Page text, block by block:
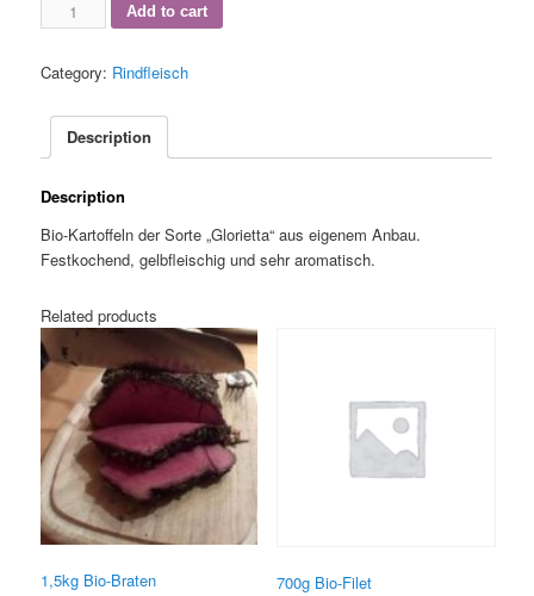
Bio-
quantity
Add to cart
Category: Rindfleisch
Description
Description
Bio-Kartoffeln der Sorte „Glorietta“ aus eigenem Anbau.
Festkochend, gelbfleischig und sehr aromatisch.
Related products
1,5kg Bio-Braten 700g Bio-Filet